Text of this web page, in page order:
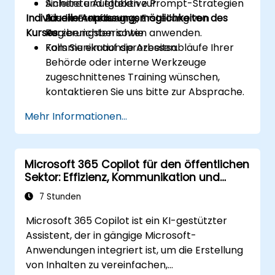
Sichere und effektive Prompt-Strategien
für die Erstellung von
Regierungsberichten anwenden.
Anleitete Aufgaben zur
Zusammenfassung, Erstellung von
Kurzberichten sowie
Kommunikationsprozessen.
Individuelle Anpassungsmöglichkeiten des
Kurses
Falls Sie ein auf die Arbeitsabläufe Ihrer
Behörde oder interne Werkzeuge
zugeschnittenes Training wünschen,
kontaktieren Sie uns bitte zur Absprache.
Mehr Informationen...
Microsoft 365 Copilot für den öffentlichen
Sektor: Effizienz, Kommunikation und
Erkenntnisse
7 Stunden
Microsoft 365 Copilot ist ein KI-gestützter
Assistent, der in gängige Microsoft-
Anwendungen integriert ist, um die Erstellung
von Inhalten zu vereinfachen,